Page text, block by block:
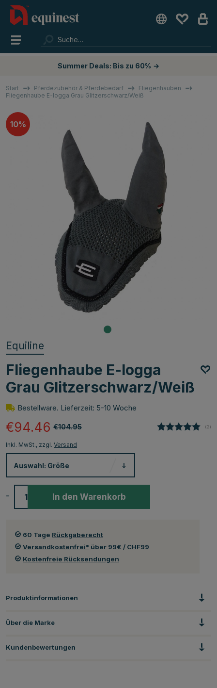
Summer Deals: Bis zu 60% →
Start Pferdezubehör & Pferdebedarf
Fliegenhauben
Fliegenhaube E-logga Grau Glitzerschwarz/Weiß
10%
Equiline
Fliegenhaube E-logga
Grau Glitzerschwarz/Weiß
Bestellware. Lieferzeit: 5-10 Woche
€104.95
€94.46 (2)
Inkl. MwSt., zzgl. Versand
Auswahl: Größe
- In den Warenkorb
60 Tage Rückgaberecht
Versandkostenfrei* über 99€ / CHF99
Kostenfreie Rücksendungen
Produktinformationen
Über die Marke
Kundenbewertungen